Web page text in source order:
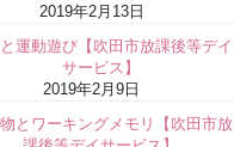
2019年2月13日
運動遊び【吹田市放課後等デイ
サービス】
2019年2月9日
とワーキングメモリ【吹田市放